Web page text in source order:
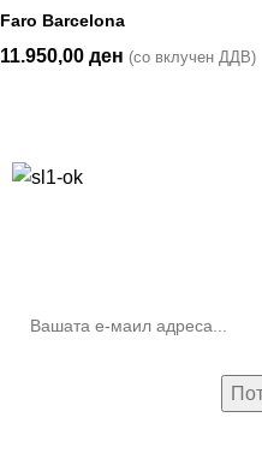
Faro Barcelona
11.950,00 ден (со вклучен ДДВ)